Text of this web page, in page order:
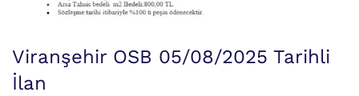
Viranşehir OSB 05/08/2025 Tarihli
İlan